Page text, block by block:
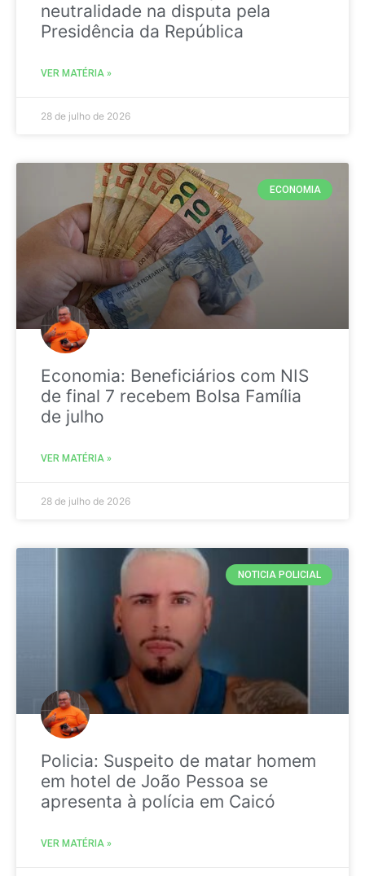
neutralidade na disputa pela
Presidência da República
VER MATÉRIA »
28 de julho de 2026
ECONOMIA
Economia: Beneficiários com NIS
de final 7 recebem Bolsa Família
de julho
VER MATÉRIA »
28 de julho de 2026
NOTICIA POLICIAL
Policia: Suspeito de matar homem
em hotel de João Pessoa se
apresenta à polícia em Caicó
VER MATÉRIA »